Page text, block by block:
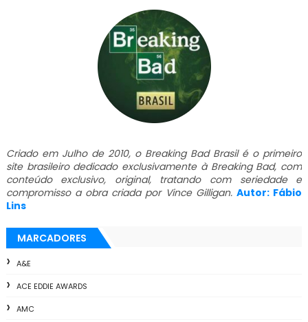
Criado em Julho de 2010, o Breaking Bad Brasil é o primeiro
site brasileiro dedicado exclusivamente à Breaking Bad, com
conteúdo exclusivo, original, tratando com seriedade e
compromisso a obra criada por Vince Gilligan. Autor: Fábio
Lins
MARCADORES
A&E
ACE EDDIE AWARDS
AMC